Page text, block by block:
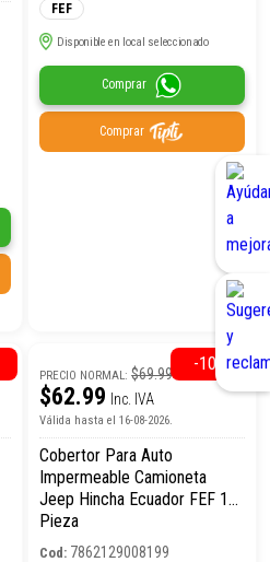
FEF
Disponible en local seleccionado
Comprar
Comprar
PRECIO NORMAL:$69.99
$62.99 Inc. IVA
Válida hasta el 16-08-2026.
Cobertor Para Auto
Impermeable Camioneta
Jeep Hincha Ecuador FEF 1
Pieza
Cod: 7862129008199
-10%